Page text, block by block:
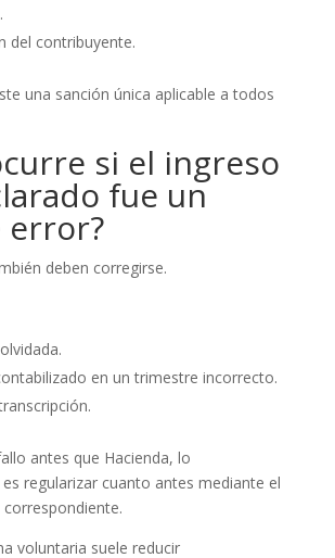
del contribuyente.
una sanción única aplicable a todos
si el ingreso
fue un
error?
deben corregirse.
en un trimestre incorrecto.
antes que Hacienda, lo
regularizar cuanto antes mediante el
voluntaria suele reducir